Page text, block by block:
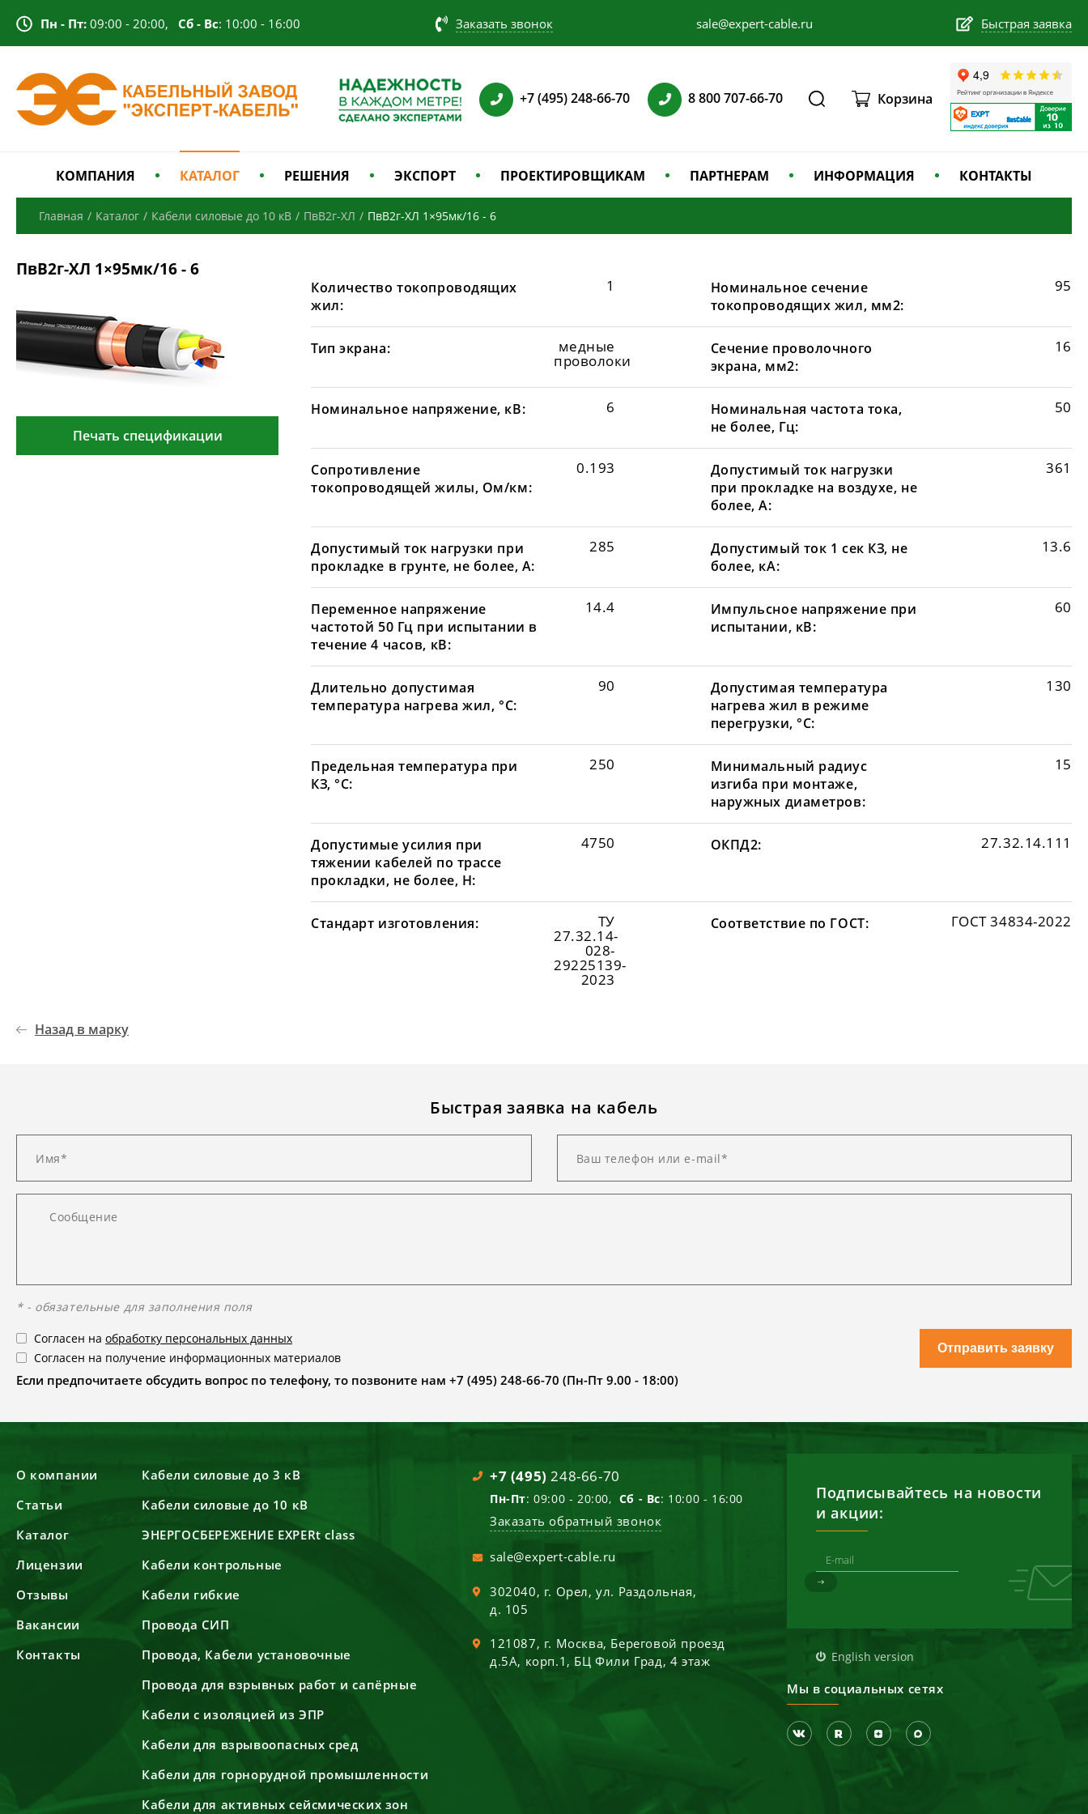
Пн - Пт: 09:00 - 20:00, Сб - Вс: 10:00 - 16:00 Заказать звонок sale@expert-cable.ru Быстрая заявка
+7 (495) 248-66-70 8 800 707-66-70 Корзина
КОМПАНИЯ КАТАЛОГ РЕШЕНИЯ ЭКСПОРТ ПРОЕКТИРОВЩИКАМ ПАРТНЕРАМ ИНФОРМАЦИЯ КОНТАКТЫ
Главная / Каталог / Кабели силовые до 10 кВ / ПвВ2г-ХЛ / ПвВ2г-ХЛ 1×95мк/16 - 6
ПвВ2г-ХЛ 1×95мк/16 - 6
Печать спецификации
Количество токопроводящих
жил:
1
Номинальное сечение
токопроводящих жил, мм2:
95
Тип экрана: медные
проволоки
Сечение проволочного
экрана, мм2:
16
Номинальное напряжение, кВ: 6
Номинальная частота тока,
не более, Гц:
50
Сопротивление
токопроводящей жилы, Ом/км:
0.193
Допустимый ток нагрузки
при прокладке на воздухе, не
более, А:
361
Допустимый ток нагрузки при
прокладке в грунте, не более, А:
285
Допустимый ток 1 сек КЗ, не
более, кА:
13.6
Переменное напряжение
частотой 50 Гц при испытании в
течение 4 часов, кВ:
14.4
Импульсное напряжение при
испытании, кВ:
60
Длительно допустимая
температура нагрева жил, °С:
90
Допустимая температура
нагрева жил в режиме
перегрузки, °С:
130
Предельная температура при
КЗ, °С:
250
Минимальный радиус
изгиба при монтаже,
наружных диаметров:
15
Допустимые усилия при
тяжении кабелей по трассе
прокладки, не более, Н:
4750 ОКПД2: 27.32.14.111
Стандарт изготовления: ТУ
27.32.14-
028-
29225139-
2023
Соответствие по ГОСТ: ГОСТ 34834-2022
Назад в марку
Быстрая заявка на кабель
* - обязательные для заполнения поля
Согласен на обработку персональных данных
Согласен на получение информационных материалов
Если предпочитаете обсудить вопрос по телефону, то позвоните нам +7 (495) 248-66-70 (Пн-Пт 9.00 - 18:00)
Отправить заявку
О компании
Статьи
Каталог
Лицензии
Отзывы
Вакансии
Контакты
Кабели силовые до 3 кВ
Кабели силовые до 10 кВ
ЭНЕРГОСБЕРЕЖЕНИЕ EXPERt class
Кабели контрольные
Кабели гибкие
Провода СИП
Провода, Кабели установочные
Провода для взрывных работ и сапёрные
Кабели с изоляцией из ЭПР
Кабели для взрывоопасных сред
Кабели для горнорудной промышленности
Кабели для активных сейсмических зон
+7 (495) 248-66-70
Пн-Пт: 09:00 - 20:00, Сб - Вс: 10:00 - 16:00
Заказать обратный звонок
sale@expert-cable.ru
302040, г. Орел,ул. Раздольная,
д. 105
121087, г. Москва, Береговой проезд
д.5А, корп.1, БЦ Фили Град, 4 этаж
Подписывайтесь на новости
и акции:
English version
Мы в социальных сетях